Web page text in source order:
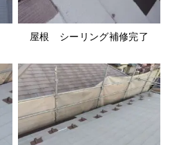
屋根 シーリング補修完了